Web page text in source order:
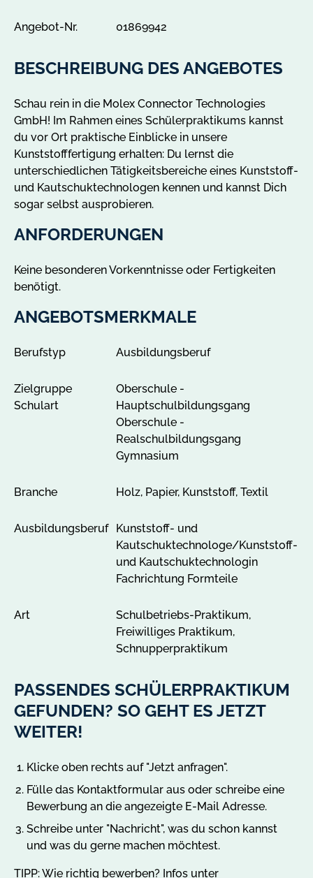
A
n
e
b
o
t
e
e
i
e
g
Angebot-Nr. 01869942
BESCHREIBUNG DES ANGEBOTES
Schau rein in die Molex Connector Technologies
GmbH! Im Rahmen eines Schülerpraktikums kannst
du vor Ort praktische Einblicke in unsere
Kunststofffertigung erhalten: Du lernst die
unterschiedlichen Tätigkeitsbereiche eines Kunststoff-
und Kautschuktechnologen kennen und kannst Dich
sogar selbst ausprobieren.
ANFORDERUNGEN
Keine besonderen Vorkenntnisse oder Fertigkeiten
benötigt.
ANGEBOTSMERKMALE
Berufstyp Ausbildungsberuf
Zielgruppe
Schulart
Oberschule -
Hauptschulbildungsgang
Oberschule -
Realschulbildungsgang
Gymnasium
Branche Holz, Papier, Kunststoff, Textil
Ausbildungsberuf
Kunststoff- und
Kautschuktechnologe/Kunststoff-
und Kautschuktechnologin
Fachrichtung Formteile
Art
Schulbetriebs-Praktikum,
Freiwilliges Praktikum,
Schnupperpraktikum
PASSENDES SCHÜLERPRAKTIKUM
GEFUNDEN? SO GEHT ES JETZT
WEITER!
Klicke oben rechts auf "Jetzt anfragen".
Fülle das Kontaktformular aus oder schreibe eine
Bewerbung an die angezeigte E-Mail Adresse.
Schreibe unter "Nachricht", was du schon kannst
und was du gerne machen möchtest.
TIPP: Wie richtig bewerben? Infos unter